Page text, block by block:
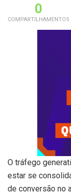
0
COMPARTILHAMENTOS
O tráfego
estar se
de conversão no